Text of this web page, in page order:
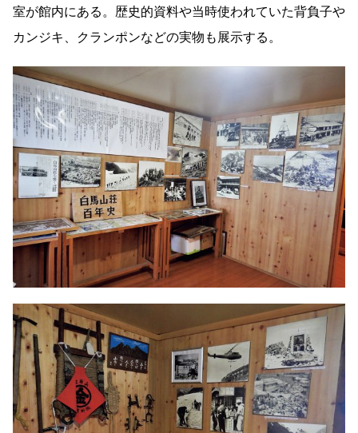
室が館内にある。歴史的資料や当時使われていた背負子や
カンジキ、クランポンなどの実物も展示する。